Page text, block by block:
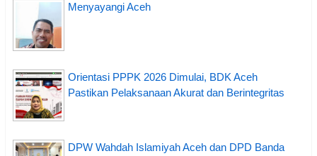
Menyayangi Aceh
Orientasi PPPK 2026 Dimulai, BDK Aceh
Pastikan Pelaksanaan Akurat dan Berintegritas
DPW Wahdah Islamiyah Aceh dan DPD Banda